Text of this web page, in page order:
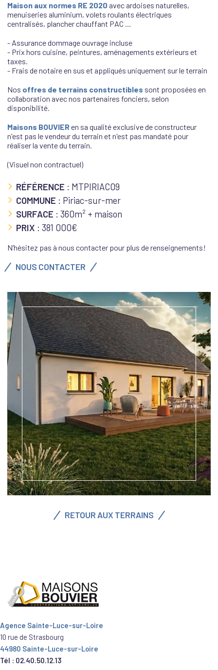
Maison aux normes RE 2020 avec ardoises naturelles,
menuiseries aluminium, volets roulants électriques
centralisés, plancher chauffant PAC …
- Assurance dommage ouvrage incluse
- Prix hors cuisine, peintures, aménagements extérieurs et
taxes.
- Frais de notaire en sus et appliqués uniquement sur le terrain
Nos offres de terrains constructibles sont proposées en
collaboration avec nos partenaires fonciers, selon
disponibilité.
Maisons BOUVIERen sa qualité exclusive de constructeur
n'est pas le vendeur du terrain et n'est pas mandaté pour
réaliser la vente du terrain.
(Visuel non contractuel)
RÉFÉRENCE : MTPIRIAC09
COMMUNE : Piriac-sur-mer
SURFACE : 360m² + maison
PRIX : 381 000€
N’hésitez pas à nous contacter pour plus de renseignements!
NOUS CONTACTER
RETOUR AUX TERRAINS
Agence Sainte-Luce-sur-Loire
10 rue de Strasbourg
44980 Sainte-Luce-sur-Loire
Tél : 02.40.50.12.13